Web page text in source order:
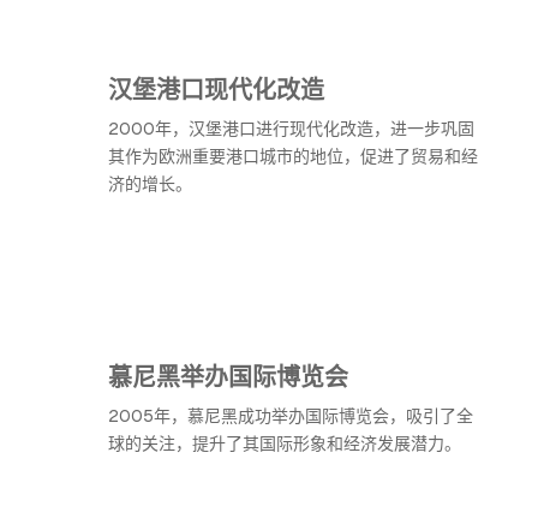
汉堡港口现代化改造
2000年，汉堡港口进行现代化改造，进一步巩固
其作为欧洲重要港口城市的地位，促进了贸易和经
济的增长。
慕尼黑举办国际博览会
2005年，慕尼黑成功举办国际博览会，吸引了全
球的关注，提升了其国际形象和经济发展潜力。